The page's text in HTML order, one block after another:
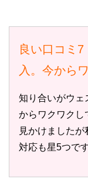
良い口コミ
入。今から
知り合いがウェ
からワクワクし
見かけました
対応も星5つです